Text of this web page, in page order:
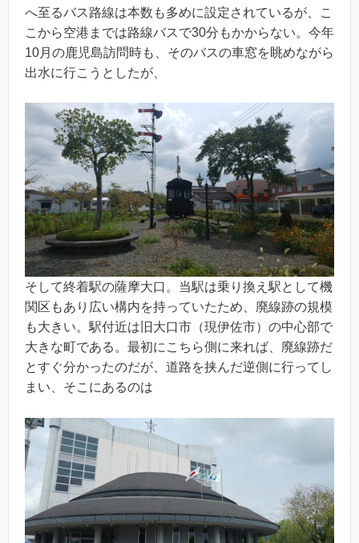
へ至るバス路線は本数も多めに設定されているが、こ
こから空港までは路線バスで30分もかからない。今年
10月の鹿児島訪問時も、そのバスの車窓を眺めながら
出水に行こうとしたが、
そして終着駅の薩摩大口。当駅は乗り換え駅として機
関区もあり広い構内を持っていたため、廃線跡の規模
も大きい。駅付近は旧大口市（現伊佐市）の中心部で
大きな町である。最初にこちら側に来れば、廃線跡だ
とすぐ分かったのだが、道路を挟んだ逆側に行ってし
まい、そこにあるのは